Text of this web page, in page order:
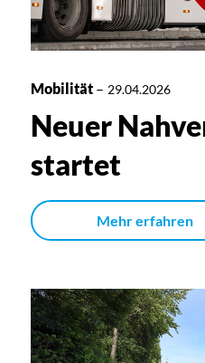
Mobilität– 29.04.2026
Neuer
startet
Mehr erfahren